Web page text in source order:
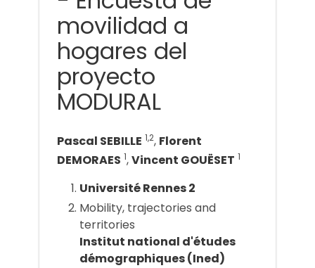
movilidad a
hogares del
proyecto
MODURAL
Pascal SEBILLE 1,2, Florent
DEMORAES 1,Vincent GOUËSET 1
Université Rennes 2
Mobility, trajectories and
territories
Institut national d'études
démographiques (Ined)